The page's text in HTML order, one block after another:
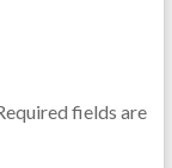
fields are